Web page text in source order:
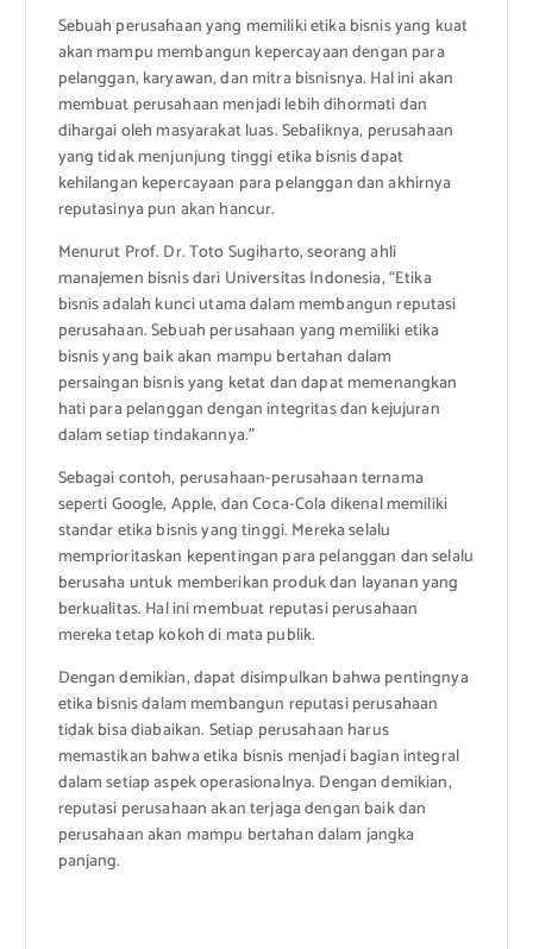
Sebuah perusahaan yang memiliki etika bisnis yang kuat
akan mampu membangun kepercayaan dengan para
pelanggan, karyawan, dan mitra bisnisnya. Hal ini akan
membuat perusahaan menjadi lebih dihormati dan
dihargai oleh masyarakat luas. Sebaliknya, perusahaan
yang tidak menjunjung tinggi etika bisnis dapat
kehilangan kepercayaan para pelanggan dan akhirnya
reputasinya pun akan hancur.
Menurut Prof. Dr. Toto Sugiharto, seorang ahli
manajemen bisnis dari Universitas Indonesia, “Etika
bisnis adalah kunci utama dalam membangun reputasi
perusahaan. Sebuah perusahaan yang memiliki etika
bisnis yang baik akan mampu bertahan dalam
persaingan bisnis yang ketat dan dapat memenangkan
hati para pelanggan dengan integritas dan kejujuran
dalam setiap tindakannya.”
Sebagai contoh, perusahaan-perusahaan ternama
seperti Google, Apple, dan Coca-Cola dikenal memiliki
standar etika bisnis yang tinggi. Mereka selalu
memprioritaskan kepentingan para pelanggan dan selalu
berusaha untuk memberikan produk dan layanan yang
berkualitas. Hal ini membuat reputasi perusahaan
mereka tetap kokoh di mata publik.
Dengan demikian, dapat disimpulkan bahwa pentingnya
etika bisnis dalam membangun reputasi perusahaan
tidak bisa diabaikan. Setiap perusahaan harus
memastikan bahwa etika bisnis menjadi bagian integral
dalam setiap aspek operasionalnya. Dengan demikian,
reputasi perusahaan akan terjaga dengan baik dan
perusahaan akan mampu bertahan dalam jangka
panjang.